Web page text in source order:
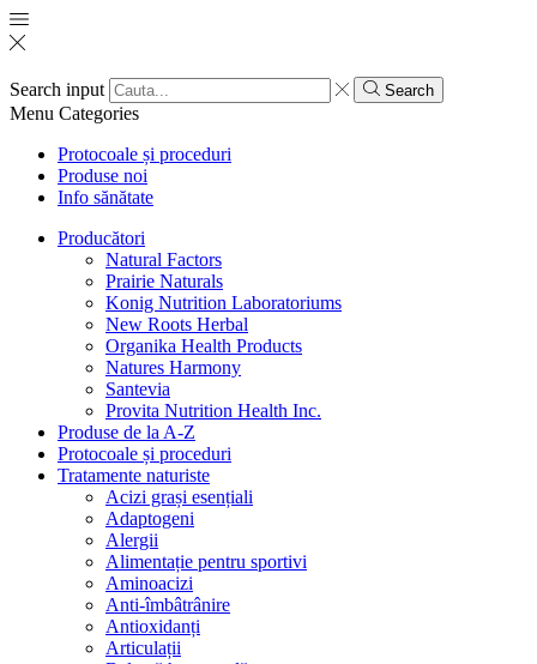
Search input Search
Menu Categories
Protocoale și proceduri
Produse noi
Info sănătate
Producători
Natural Factors
Prairie Naturals
Konig Nutrition Laboratoriums
New Roots Herbal
Organika Health Products
Natures Harmony
Santevia
Provita Nutrition Health Inc.
Produse de la A-Z
Protocoale și proceduri
Tratamente naturiste
Acizi grași esențiali
Adaptogeni
Alergii
Alimentație pentru sportivi
Aminoacizi
Anti-îmbâtrânire
Antioxidanți
Articulații